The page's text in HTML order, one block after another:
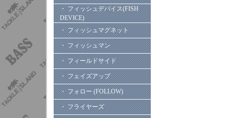
・ フィッシュデバイス(FISH
DEVICE)
・ フィッシュマグネット
・ フィッシュマン
・ フィールドサイド
・ フェイズアップ
・ フォロー (FOLLOW)
・ フライヤーズ